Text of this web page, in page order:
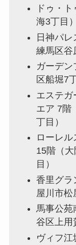
ドゥ・
海3丁目）
日神パ
練馬区谷
ガーデン
区船堀7
エステガ
エア 7階
丁目）
ローレ
15階（
目）
香里グラ
屋川市松
馬事公苑
谷区上用
ヴィフ